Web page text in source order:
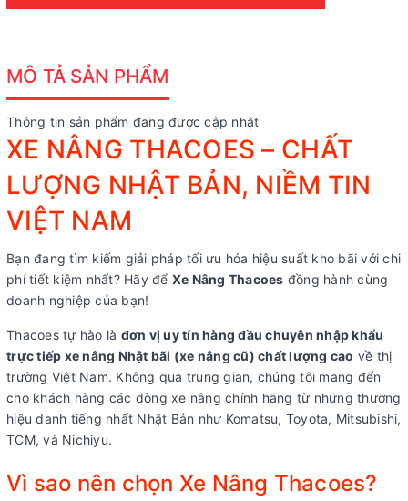
MÔ TẢ SẢN PHẨM
Thông tin sản phẩm đang được cập nhật
XE NÂNG THACOES – CHẤT
LƯỢNG NHẬT BẢN, NIỀM TIN
VIỆT NAM
Bạn đang tìm kiếm giải pháp tối ưu hóa hiệu suất kho bãi với chi
phí tiết kiệm nhất? Hãy để Xe Nâng Thacoes đồng hành cùng
doanh nghiệp của bạn!
Thacoes tự hào là đơn vị uy tín hàng đầu chuyên nhập khẩu
trực tiếp xe nâng Nhật bãi (xe nâng cũ) chất lượng cao về thị
trường Việt Nam. Không qua trung gian, chúng tôi mang đến
cho khách hàng các dòng xe nâng chính hãng từ những thương
hiệu danh tiếng nhất Nhật Bản như Komatsu, Toyota, Mitsubishi,
TCM, và Nichiyu.
Vì sao nên chọn Xe Nâng Thacoes?